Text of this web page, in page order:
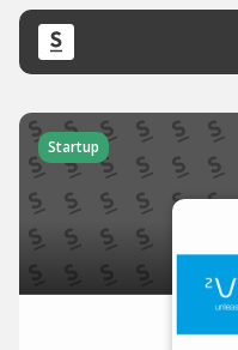
Startup